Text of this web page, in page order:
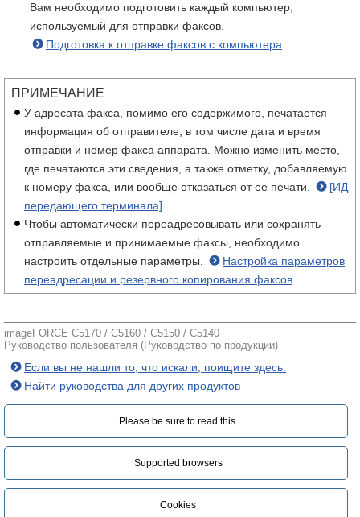
Вам необходимо подготовить каждый компьютер,
используемый для отправки факсов.
Подготовка к отправке факсов с компьютера
ПРИМЕЧАНИЕ
У адресата факса, помимо его содержимого, печатается
информация об отправителе, в том числе дата и время
отправки и номер факса аппарата. Можно изменить место,
где печатаются эти сведения, а также отметку, добавляемую
к номеру факса, или вообще отказаться от ее печати.
[ИД
передающего терминала]
Чтобы автоматически переадресовывать или сохранять
отправляемые и принимаемые факсы, необходимо
настроить отдельные параметры.
Настройка параметров
переадресации и резервного копирования факсов
imageFORCE C5170 / C5160 / C5150 / C5140
Руководство пользователя (Руководство по продукции)
Если вы не нашли то, что искали, поищите здесь.
Найти руководства для других продуктов
Please be sure to read this.‎
Supported browsers
Cookies